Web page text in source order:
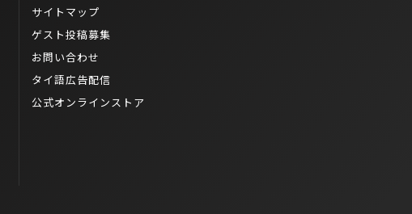
サイトマップ
ゲスト投稿募集
お問い合わせ
タイ語広告配信
公式オンラインストア